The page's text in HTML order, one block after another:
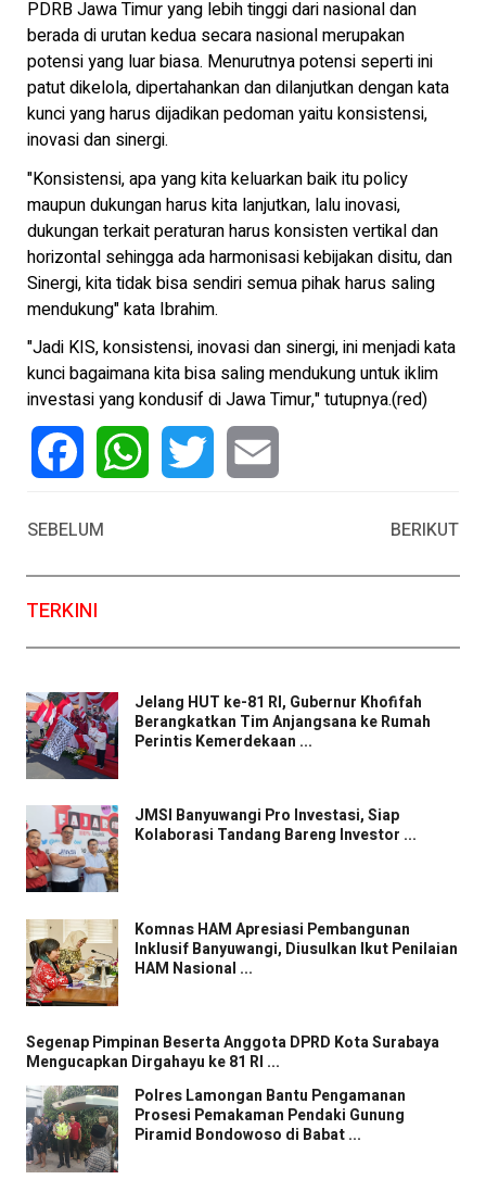
PDRB Jawa Timur yang lebih tinggi dari nasional dan
berada di urutan kedua secara nasional merupakan
potensi yang luar biasa. Menurutnya potensi seperti ini
patut dikelola, dipertahankan dan dilanjutkan dengan kata
kunci yang harus dijadikan pedoman yaitu konsistensi,
inovasi dan sinergi.
"Konsistensi, apa yang kita keluarkan baik itu policy
maupun dukungan harus kita lanjutkan, lalu inovasi,
dukungan terkait peraturan harus konsisten vertikal dan
horizontal sehingga ada harmonisasi kebijakan disitu, dan
Sinergi, kita tidak bisa sendiri semua pihak harus saling
mendukung" kata Ibrahim.
"Jadi KIS, konsistensi, inovasi dan sinergi, ini menjadi kata
kunci bagaimana kita bisa saling mendukung untuk iklim
investasi yang kondusif di Jawa Timur," tutupnya.(red)
SEBELUM
BERIKUT
TERKINI
Jelang HUT ke-81 RI, Gubernur Khofifah
Berangkatkan Tim Anjangsana ke Rumah
Perintis Kemerdekaan ...
JMSI Banyuwangi Pro Investasi, Siap
Kolaborasi Tandang Bareng Investor ...
Komnas HAM Apresiasi Pembangunan
Inklusif Banyuwangi, Diusulkan Ikut Penilaian
HAM Nasional ...
Segenap Pimpinan Beserta Anggota DPRD Kota Surabaya
Mengucapkan Dirgahayu ke 81 RI ...
Polres Lamongan Bantu Pengamanan
Prosesi Pemakaman Pendaki Gunung
Piramid Bondowoso di Babat ...